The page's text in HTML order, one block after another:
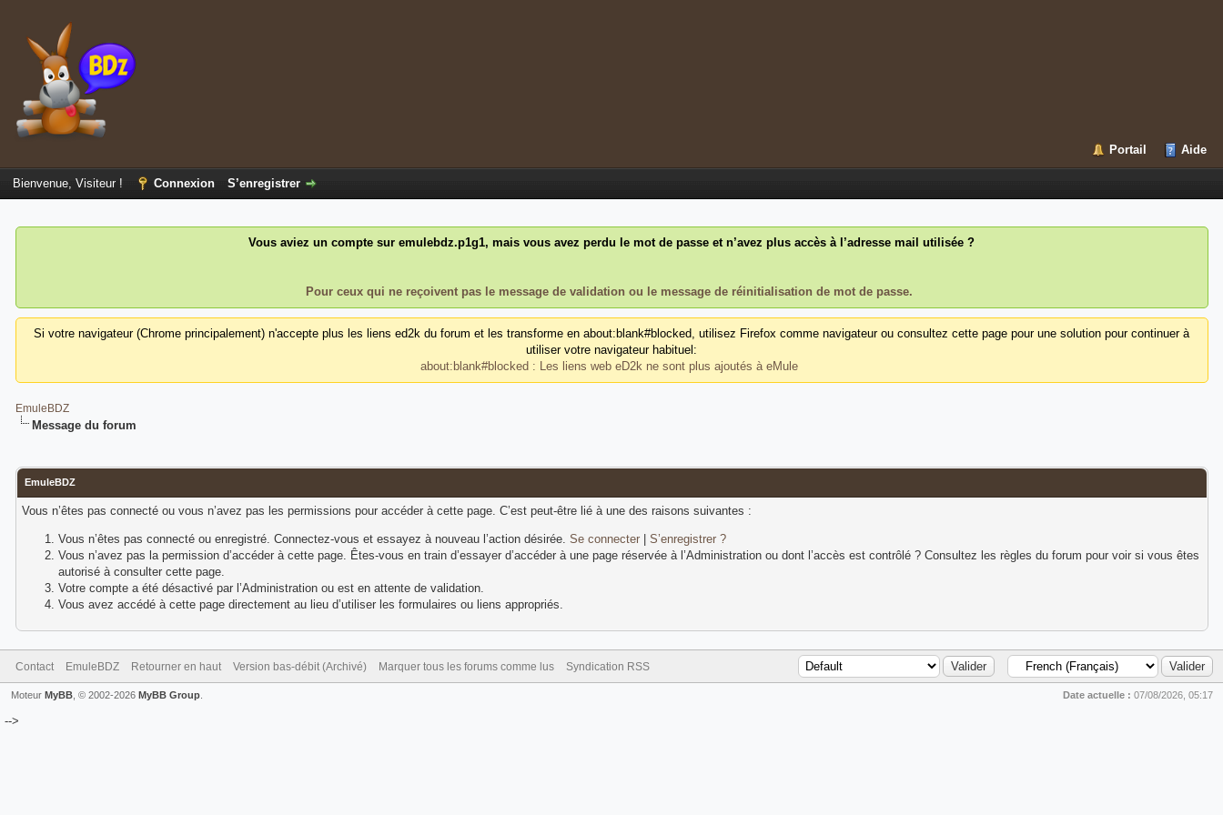
Portail Aide
Bienvenue, Visiteur ! Connexion S’enregistrer
Vous aviez un compte sur emulebdz.p1g1, mais vous avez perdu le mot de passe et n’avez plus accès à l’adresse mail utilisée ?
Pour ceux qui ne reçoivent pas le message de validation ou le message de réinitialisation de mot de passe.
Si votre navigateur (Chrome principalement) n'accepte plus les liens ed2k du forum et les transforme en about:blank#blocked, utilisez Firefox comme navigateur ou consultez cette page pour une solution pour continuer à
utiliser votre navigateur habituel:
about:blank#blocked : Les liens web eD2k ne sont plus ajoutés à eMule
EmuleBDZ
Message du forum
EmuleBDZ
Vous n’êtes pas connecté ou vous n’avez pas les permissions pour accéder à cette page. C’est peut-être lié à une des raisons suivantes :
Vous n’êtes pas connecté ou enregistré. Connectez-vous et essayez à nouveau l’action désirée. Se connecter| S’enregistrer ?
Vous n’avez pas la permission d’accéder à cette page. Êtes-vous en train d’essayer d’accéder à une page réservée à l’Administration ou dont l’accès est contrôlé ? Consultez les règles du forum pour voir si vous êtes
autorisé à consulter cette page.
Votre compte a été désactivé par l’Administration ou est en attente de validation.
Vous avez accédé à cette page directement au lieu d’utiliser les formulaires ou liens appropriés.
Contact EmuleBDZ Retourner en haut Version bas-débit (Archivé) Marquer tous les forums comme lus Syndication RSS
Date actuelle : 07/08/2026, 05:17
Moteur MyBB, © 2002-2026 MyBB Group.
-->